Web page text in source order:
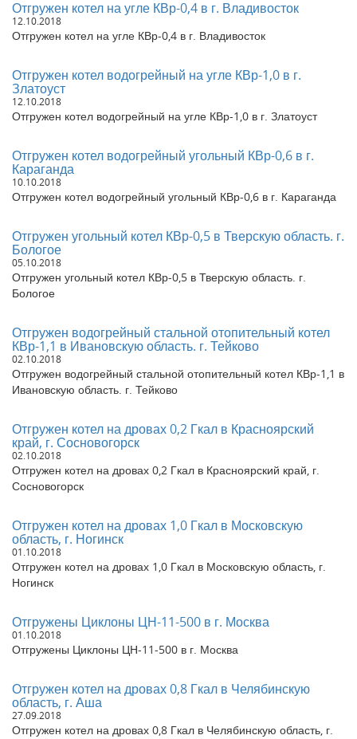
Отгружен котел на угле КВр-0,4 в г. Владивосток
12.10.2018
Отгружен котел на угле КВр-0,4 в г. Владивосток
Отгружен котел водогрейный на угле КВр-1,0 в г.
Златоуст
12.10.2018
Отгружен котел водогрейный на угле КВр-1,0 в г. Златоуст
Отгружен котел водогрейный угольный КВр-0,6 в г.
Караганда
10.10.2018
Отгружен котел водогрейный угольный КВр-0,6 в г. Караганда
Отгружен угольный котел КВр-0,5 в Тверскую область. г.
Бологое
05.10.2018
Отгружен угольный котел КВр-0,5 в Тверскую область. г.
Бологое
Отгружен водогрейный стальной отопительный котел
КВр-1,1 в Ивановскую область. г. Тейково
02.10.2018
Отгружен водогрейный стальной отопительный котел КВр-1,1 в
Ивановскую область. г. Тейково
Отгружен котел на дровах 0,2 Гкал в Красноярский
край, г. Сосновогорск
02.10.2018
Отгружен котел на дровах 0,2 Гкал в Красноярский край, г.
Сосновогорск
Отгружен котел на дровах 1,0 Гкал в Московскую
область, г. Ногинск
01.10.2018
Отгружен котел на дровах 1,0 Гкал в Московскую область, г.
Ногинск
Отгружены Циклоны ЦН-11-500 в г. Москва
01.10.2018
Отгружены Циклоны ЦН-11-500 в г. Москва
Отгружен котел на дровах 0,8 Гкал в Челябинскую
область, г. Аша
27.09.2018
Отгружен котел на дровах 0,8 Гкал в Челябинскую область, г.